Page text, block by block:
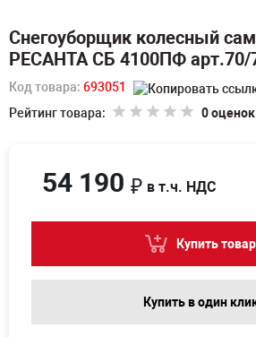
Снегоуборщик колесный
РЕСАНТА СБ 4100ПФ арт.70/
Код товара: 693051
Рейтинг товара:
0 оценок
54 190 ₽ в т.ч. НДС
Купить товар
Купить в один